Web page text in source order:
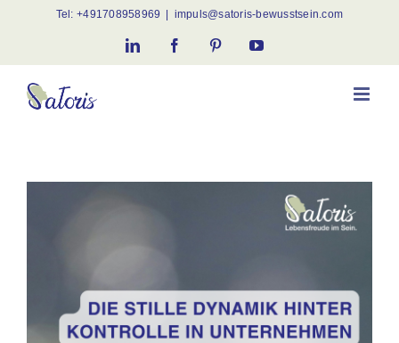
content
Tel:+491708958969 impuls@satoris-bewusstsein.com
LinkedInFacebookPinterestYouTube